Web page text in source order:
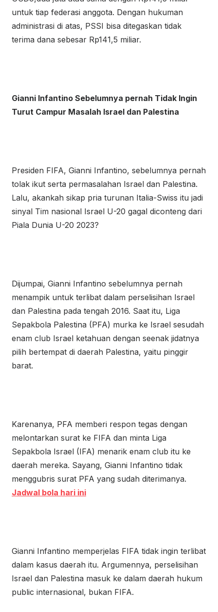
untuk tiap federasi anggota. Dengan hukuman
administrasi di atas, PSSI bisa ditegaskan tidak
terima dana sebesar Rp141,5 miliar.
Gianni Infantino Sebelumnya pernah Tidak Ingin
Turut Campur Masalah Israel dan Palestina
Presiden FIFA, Gianni Infantino, sebelumnya pernah
tolak ikut serta permasalahan Israel dan Palestina.
Lalu, akankah sikap pria turunan Italia-Swiss itu jadi
sinyal Tim nasional Israel U-20 gagal diconteng dari
Piala Dunia U-20 2023?
Dijumpai, Gianni Infantino sebelumnya pernah
menampik untuk terlibat dalam perselisihan Israel
dan Palestina pada tengah 2016. Saat itu, Liga
Sepakbola Palestina (PFA) murka ke Israel sesudah
enam club Israel ketahuan dengan seenak jidatnya
pilih bertempat di daerah Palestina, yaitu pinggir
barat.
Karenanya, PFA memberi respon tegas dengan
melontarkan surat ke FIFA dan minta Liga
Sepakbola Israel (IFA) menarik enam club itu ke
daerah mereka. Sayang, Gianni Infantino tidak
menggubris surat PFA yang sudah diterimanya.
Jadwal bola hari ini
Gianni Infantino memperjelas FIFA tidak ingin terlibat
dalam kasus daerah itu. Argumennya, perselisihan
Israel dan Palestina masuk ke dalam daerah hukum
public internasional, bukan FIFA.